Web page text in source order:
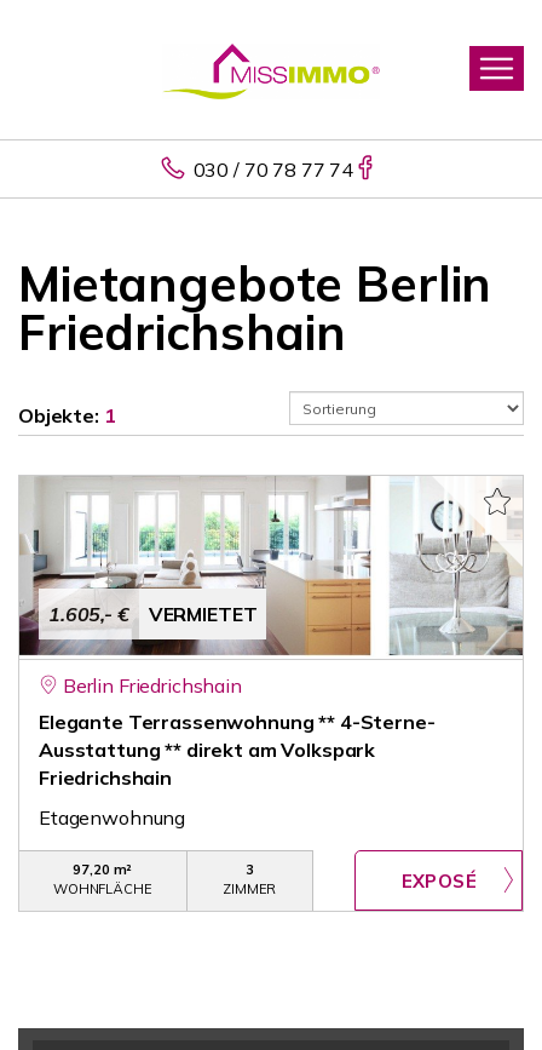
030 / 70 78 77 74
Mietangebote Berlin
Friedrichshain
Objekte: 1
1.605,- € VERMIETET
Berlin Friedrichshain
Elegante Terrassenwohnung ** 4-Sterne-
Ausstattung ** direkt am Volkspark
Friedrichshain
Etagenwohnung
97,20 m²
WOHNFLÄCHE
3
ZIMMER